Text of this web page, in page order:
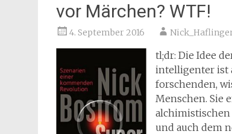
vor Märchen? WTF!
4. September 2016
tl;dr: Die Idee
intelligenter ist
forschenden,
Menschen.
und auch dem